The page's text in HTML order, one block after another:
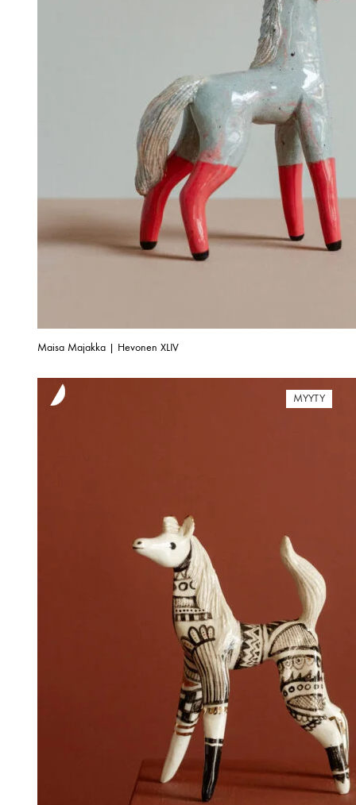
Maisa Majakka | Hevonen XLIV
MYYTY